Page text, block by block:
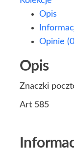
Opis
Opinie
Opis
Znaczki
Art 585